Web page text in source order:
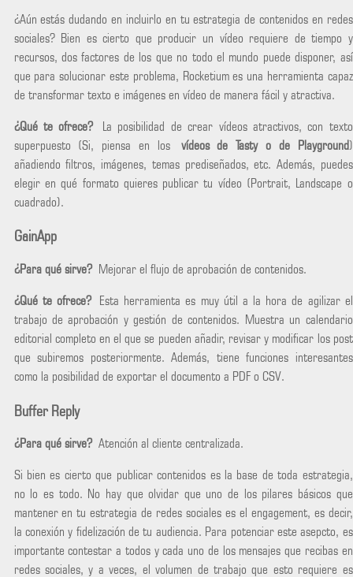
¿Aún estás dudando en incluirlo en tu estrategia de contenidos en redes
sociales? Bien es cierto que producir un vídeo requiere de tiempo y
recursos, dos factores de los que no todo el mundo puede disponer, así
que para solucionar este problema, Rocketium es una herramienta capaz
de transformar texto e imágenes en vídeo de manera fácil y atractiva.
¿Qué te ofrece? La posibilidad de crear vídeos atractivos, con texto
superpuesto (Si, piensa en los vídeos de Tasty o de Playground)
añadiendo filtros, imágenes, temas prediseñados, etc. Además, puedes
elegir en qué formato quieres publicar tu vídeo (Portrait, Landscape o
cuadrado).
GainApp
¿Para qué sirve?Mejorar el flujo de aprobación de contenidos.
¿Qué te ofrece? Esta herramienta es muy útil a la hora de agilizar el
trabajo de aprobación y gestión de contenidos. Muestra un calendario
editorial completo en el que se pueden añadir, revisar y modificar los post
que subiremos posteriormente. Además, tiene funciones interesantes
como la posibilidad de exportar el documento a PDF o CSV.
Buffer Reply
¿Para qué sirve? Atención al cliente centralizada.
Si bien es cierto que publicar contenidos es la base de toda estrategia,
no lo es todo. No hay que olvidar que uno de los pilares básicos que
mantener en tu estrategia de redes sociales es el engagement, es decir,
la conexión y fidelización de tu audiencia. Para potenciar este asepcto, es
importante contestar a todos y cada uno de los mensajes que recibas en
redes sociales, y a veces, el volumen de trabajo que esto requiere es